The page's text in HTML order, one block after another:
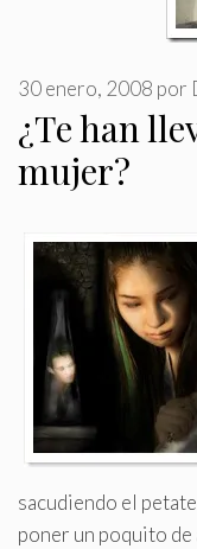
¿Te han
mujer?
30 enero, 2008 por
sacudiendo el
poner un poquito